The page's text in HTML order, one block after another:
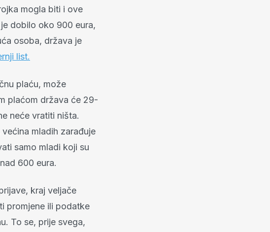
mogla biti i ove
dobilo oko 900 eura,
osoba, država je
list.
plaću, može
plaćom država će 29-
neće vratiti ništa.
mladih zarađuje
samo mladi koji su
600 eura.
kraj veljače
promjene ili podatke
To se, prije svega,